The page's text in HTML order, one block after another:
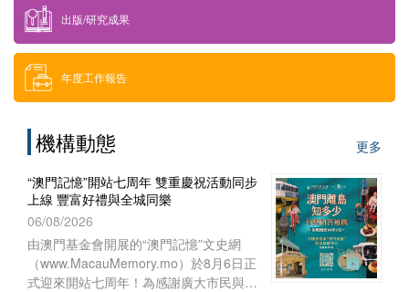
供應商資料庫及採購資訊發佈平台
借用場地
下載區
索取門票
招聘消息
出版/研究成果
年度工作報告
機構動態
更多
“澳門記憶”開站七周年 雙重慶祝活動同步
上線 豐富好禮與全城同樂
06/08/2026
由澳門基金會開展的“澳門記憶”文史網
（www.MacauMemory.mo）於8月6日正
式迎來開站七周年！為感謝廣大市民與讀